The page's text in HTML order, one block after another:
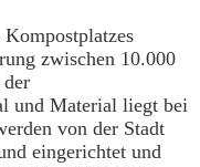
zwischen 10.000
der
und Material liegt bei
von der Stadt
eingerichtet und